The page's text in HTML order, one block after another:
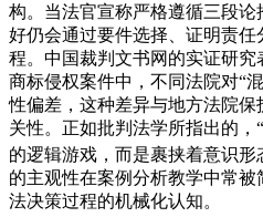
构。当法官宣称严格遵循三段
好仍会通过要件选择、证明责
程。中国裁判文书网的实证研
商标侵权案件中，不同法院对“
性偏差，这种差异与地方法院
关性。正如批判法学所指出的
的逻辑游戏，而是裹挟着意识形
的主观性在案例分析教学中常被
法决策过程的机械化认知。